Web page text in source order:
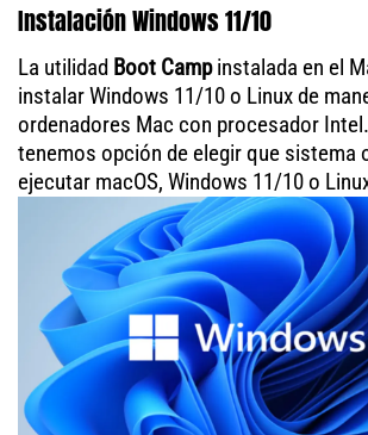
Instalación Windows 11/10
La utilidad Boot Campinstalada en el
instalar Windows 11/10 o Linux de
ordenadores Mac con procesador
tenemos opción de elegir que sistema
ejecutar macOS, Windows 11/10 o